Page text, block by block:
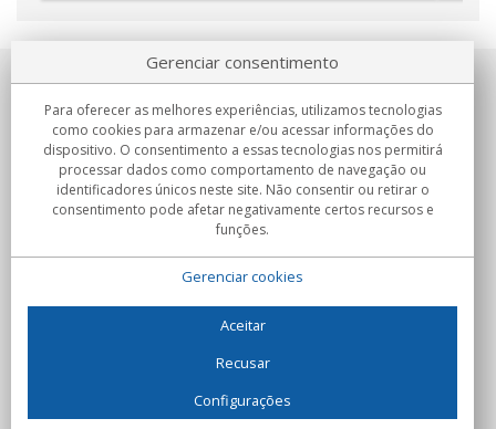
Sobre nosotros
Compromissos
Compras
C/Flassaders, 13, Nave 6, 08130 Santa Perpètua de Mogoda
Gerenciar consentimento
Para oferecer as melhores experiências, utilizamos tecnologias
como cookies para armazenar e/ou acessar informações do
dispositivo. O consentimento a essas tecnologias nos permitirá
processar dados como comportamento de navegação ou
identificadores únicos neste site. Não consentir ou retirar o
consentimento pode afetar negativamente certos recursos e
funções.
Gerenciar cookies
Aceitar
Recusar
Configurações